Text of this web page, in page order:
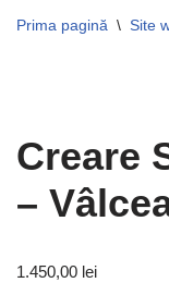
Prima pagină \ Site
Creare
–
1.450,00 lei